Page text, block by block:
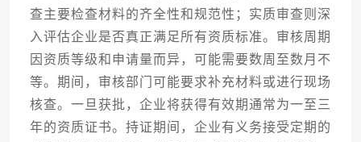
查主要检查材料的齐全性和规范性；实质审查则深
入评估企业是否真正满足所有资质标准。审核周期
因资质等级和申请量而异，可能需要数周至数月不
等。期间，审核部门可能要求补充材料或进行现场
核查。一旦获批，企业将获得有效期通常为一至三
年的资质证书。持证期间，企业有义务接受定期的